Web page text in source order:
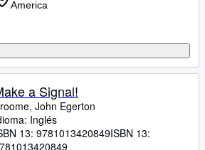
America
a Signal!
John Egerton
Inglés
13: 9781013420849ISBN 13: